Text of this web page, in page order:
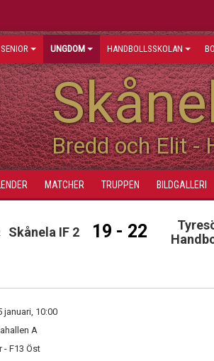
SENIOR UNGDOM HANDBOLLSSKOLAN
Bredd och Elit -
MATCHER TRUPPEN BILDGALLERI
Skånela IF 2 19 - 22
januari, 10:00
A
- F13 Öst